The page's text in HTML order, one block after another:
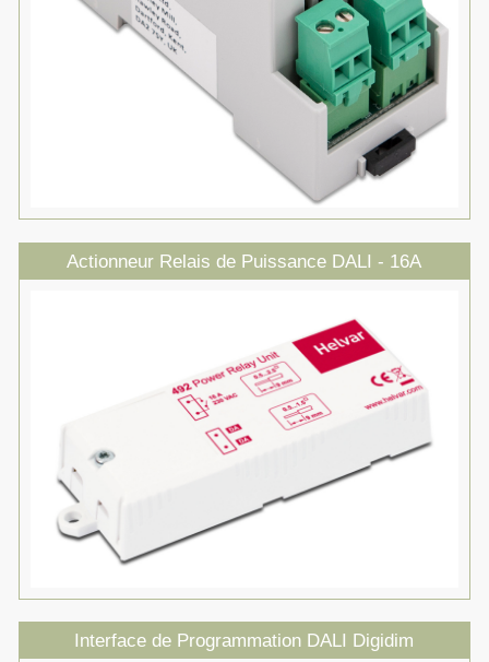
Actionneur Relais de Puissance DALI - 16A
Interface de Programmation DALI Digidim